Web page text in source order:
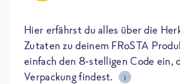
Hier erfährst du alles über die
Zutaten zu deinem FRoSTA
einfach den 8-stelligen Code ein,
Verpackung findest.
i